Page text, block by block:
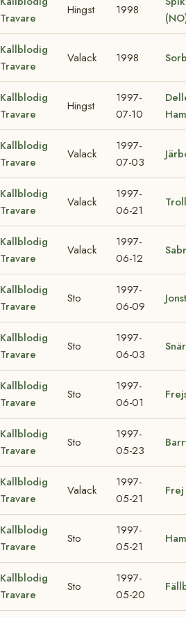
Travare
Hingst 1998
Kallblodig
Travare
Valack 1998
Kallblodig
Travare
Hingst
1997-
07-10
Kallblodig
Travare
Valack
1997-
07-03
Kallblodig
Travare
Valack
1997-
06-21
Kallblodig
Travare
Valack
1997-
06-12
Kallblodig
Travare
Sto
1997-
06-09
Kallblodig
Travare
Sto
1997-
06-03
Kallblodig
Travare
Sto
1997-
06-01
Kallblodig
Travare
Sto
1997-
05-23
Kallblodig
Travare
Valack
1997-
05-21
Kallblodig
Travare
Sto
1997-
05-21
Kallblodig
Travare
Sto
1997-
05-20